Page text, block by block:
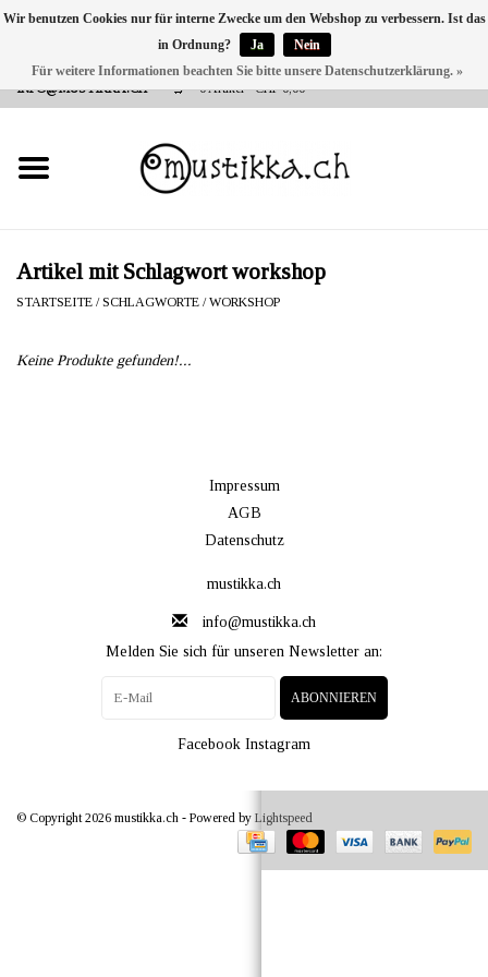
VERSANDKOSTEN 0 CHF INNERHALB CH | INT. VERSAND ÜBER
INFO@MUSTIKKA.CH
0 Artikel - CHF 0,00
NEU BEI UNS
SHOP - A PIECE OF
FINLAND FOR YOU
Artikel mit Schlagwort workshop
STARTSEITE /SCHLAGWORTE /WORKSHOP
Keine Produkte gefunden!...
Impressum
AGB
Datenschutz
mustikka.ch
info@mustikka.ch
Melden Sie sich für unseren Newsletter an:
ABONNIEREN
Facebook Instagram
© Copyright 2026 mustikka.ch - Powered by Lightspeed
Wir benutzen Cookies nur für interne Zwecke um den Webshop zu verbessern. Ist das
in Ordnung?
Ja
Nein
Für weitere Informationen beachten Sie bitte unsere Datenschutzerklärung. »